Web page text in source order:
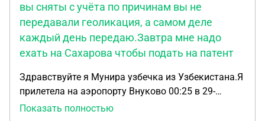
вы сняты с учёта по причинам вы не
передавали геоликация, а самом деле
каждый день передаю.Завтра мне надо
ехать на Сахарова чтобы подать на патент
Здравствуйте я Мунира узбечка из Узбекистана.Я
прилетела на аэропорту Внуково 00:25 в 29-
января.31-января я скачала приложение
Показать полностью